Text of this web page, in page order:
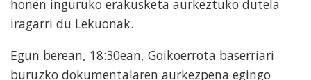
honen inguruko erakusketa aurkeztuko dutela
iragarri du Lekuonak.
Egun berean, 18:30ean, Goikoerrota baserriari
buruzko dokumentalaren aurkezpena egingo